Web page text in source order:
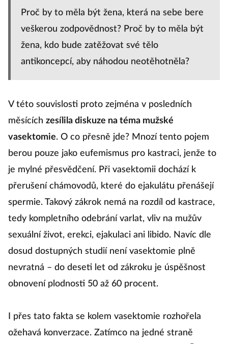
Proč by to měla být žena, která na sebe bere
veškerou zodpovědnost? Proč by to měla být
žena, kdo bude zatěžovat své tělo
antikoncepcí, aby náhodou neotěhotněla?
V této souvislosti proto zejména v posledních
měsících zesílila diskuze na téma mužské
vasektomie. O co přesně jde? Mnozí tento pojem
berou pouze jako eufemismus pro kastraci, jenže to
je mylné přesvědčení. Při vasektomii dochází k
přerušení chámovodů, které do ejakulátu přenášejí
spermie. Takový zákrok nemá na rozdíl od kastrace,
tedy kompletního odebrání varlat, vliv na mužův
sexuální život, erekci, ejakulaci ani libido. Navíc dle
dosud dostupných studií není vasektomie plně
nevratná – do deseti let od zákroku je úspěšnost
obnovení plodnosti 50 až 60 procent.
I přes tato fakta se kolem vasektomie rozhořela
ožehavá konverzace. Zatímco na jedné straně